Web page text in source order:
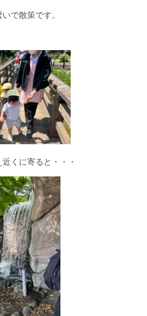
で散策です。
くに寄ると・・・